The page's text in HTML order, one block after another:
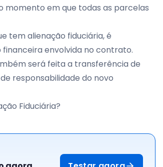
em que todas as parcelas
tem alienação fiduciária, é
envolvida no contrato.
será feita a transferência de
responsabilidade do novo
Fiduciária?